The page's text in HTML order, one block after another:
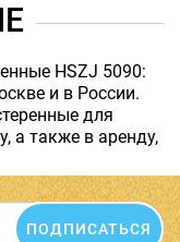
HSZJ 5090:
и в России.
для
а также в аренду,
ПОДПИСАТЬСЯ